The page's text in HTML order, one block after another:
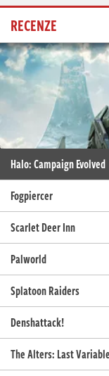
RECENZE
Halo: Campaign Evolved
Fogpiercer
Scarlet Deer Inn
Palworld
Splatoon Raiders
Denshattack!
The Alters: Last Variable